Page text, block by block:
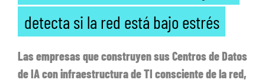
detecta si la red está bajo estrés
Las empresas que construyen sus Centros de Datos
de IA con infraestructura de TI consciente de la red,